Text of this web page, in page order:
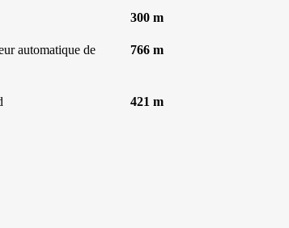
300 m
automatique de
766 m
421 m